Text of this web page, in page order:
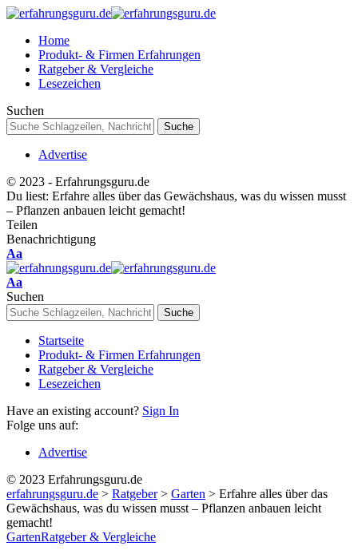
Home
Produkt- & Firmen Erfahrungen
Ratgeber & Vergleiche
Lesezeichen
Suchen
Advertise
© 2023 - Erfahrungsguru.de
Du liest: Erfahre alles über das Gewächshaus, was du wissen musst
– Pflanzen anbauen leicht gemacht!
Teilen
Benachrichtigung
Schriftgrößenanpassung
Aa
Schriftgrößenanpassung
Aa
Suchen
Startseite
Produkt- & Firmen Erfahrungen
Ratgeber & Vergleiche
Lesezeichen
Have an existing account? Sign In
Folge uns auf:
Advertise
© 2023 Erfahrungsguru.de
erfahrungsguru.de > Ratgeber> Garten > Erfahre alles über das
Gewächshaus, was du wissen musst – Pflanzen anbauen leicht
gemacht!
GartenRatgeber & Vergleiche